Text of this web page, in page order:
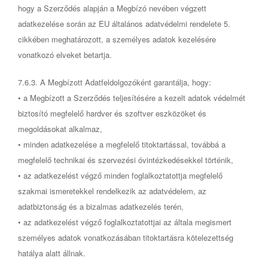
hogy a Szerződés alapján a Megbízó nevében végzett
adatkezelése során az EU általános adatvédelmi rendelete 5.
cikkében meghatározott, a személyes adatok kezelésére
vonatkozó elveket betartja.
7.6.3. A Megbízott Adatfeldolgozóként garantálja, hogy:
• a Megbízott a Szerződés teljesítésére a kezelt adatok védelmét
biztosító megfelelő hardver és szoftver eszközöket és
megoldásokat alkalmaz,
• minden adatkezelése a megfelelő titoktartással, továbbá a
megfelelő technikai és szervezési óvintézkedésekkel történik,
• az adatkezelést végző minden foglalkoztatottja megfelelő
szakmai ismeretekkel rendelkezik az adatvédelem, az
adatbiztonság és a bizalmas adatkezelés terén,
• az adatkezelést végző foglalkoztatottjai az általa megismert
személyes adatok vonatkozásában titoktartásra kötelezettség
hatálya alatt állnak.